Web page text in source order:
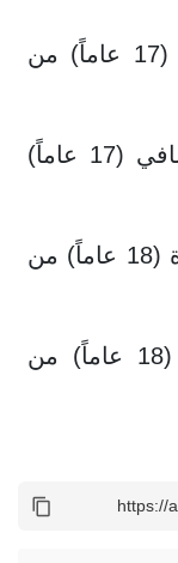
3. الطالب أسيد مصطفى عمور (17 عاماً) من
4. الطالب عبد الكريم عيسى صافي (17 عاماً)
5. الطالب ضياء عبد الفتاح جوابرة (18 عاماً) من
6. الطالب عمرو أسامة ربايعة (18 عاماً) من